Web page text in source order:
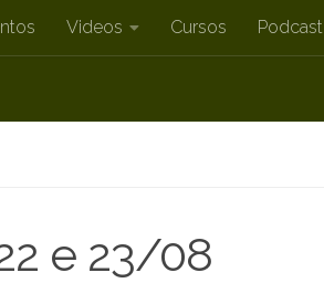
Videos Cursos Podcast
e 23/08